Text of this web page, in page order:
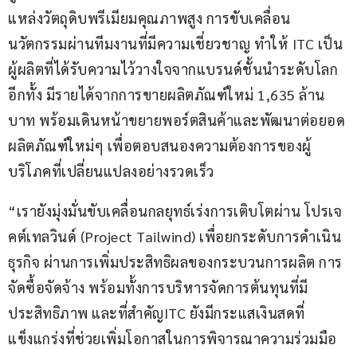
แหล่งวัตถุดิบพรีเมียมคุณภาพสูง การขับเคลื่อน
นวัตกรรมผ่านทีมงานที่มีความเชี่ยวชาญ ทำให้ ITC เป็น
ผู้ผลิตที่ได้รับความไว้วางใจจากแบรนด์ชั้นนำระดับโลก
อีกทั้ง มีรายได้จากการขายผลิตภัณฑ์ใหม่ 1,635 ล้าน
บาท พร้อมเดินหน้าขยายพอร์ตสินค้าและพัฒนาต่อยอด
ผลิตภัณฑ์ใหม่ๆ เพื่อตอบสนองความต้องการของผู้
บริโภคที่เปลี่ยนแปลงอย่างรวดเร็ว
“เรายังมุ่งมั่นขับเคลื่อนกลยุทธ์เร่งการเติบโตผ่าน โปรเจ
คต์เทลวินด์ (Project Tailwind) เพื่อยกระดับการดำเนิน
ธุรกิจ ผ่านการเพิ่มประสิทธิผลของกระบวนการผลิต การ
จัดซื้อจัดจ้าง พร้อมทั้งการบริหารจัดการต้นทุนที่มี
ประสิทธิภาพ และที่สำคัญITC ยังมีกระแสเงินสดที่
แข็งแกร่งที่ช่วยเพิ่มโอกาสในการพิจารณาความร่วมมือ